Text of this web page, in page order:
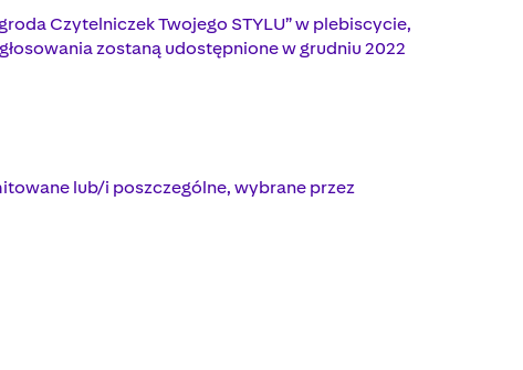
Czytelniczek Twojego STYLU” w plebiscycie,
zostaną udostępnione w grudniu 2022
lub/i poszczególne, wybrane przez